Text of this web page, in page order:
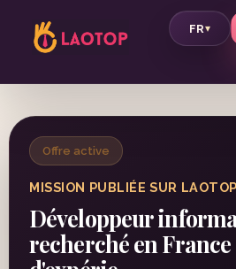
FR▾
Offre active
MISSION PUBLIÉE SUR LAOTOP
Développeur
recherché en France